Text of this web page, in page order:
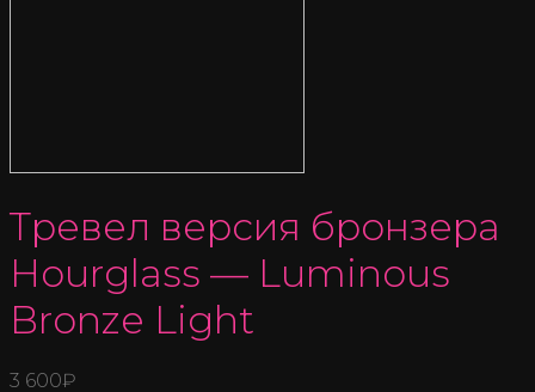
Тревел версия бронзера
Hourglass — Luminous
Bronze Light
3 600₽